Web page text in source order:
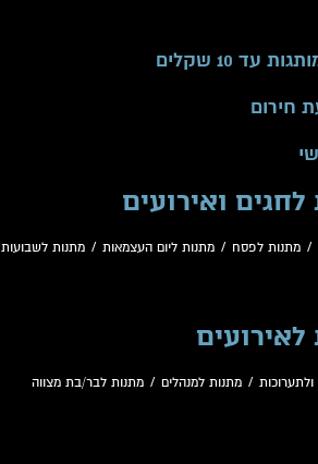
עד 10 שקלים
חירום
ואירועים
/ מתנות לפסח / מתנות ליום העצמאות / מתנות לשבועות
/ מתנות למנהלים / מתנות לבר/בת מצווה